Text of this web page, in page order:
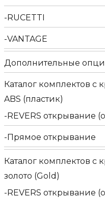
RUCETTI
VANTAGE
Дополнительные
Каталог комплектов c
ABS (пластик)
REVERS открывание
Прямое открывание
Каталог комплектов c
золото (Gold)
REVERS открывание